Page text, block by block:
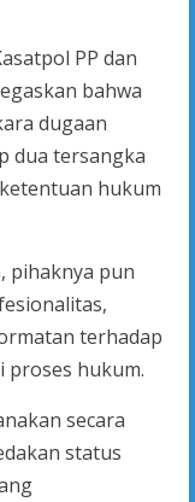
PP dan
bahwa
dugaan
dua tersangka
hukum
pihaknya pun
terhadap
proses hukum.
secara
status